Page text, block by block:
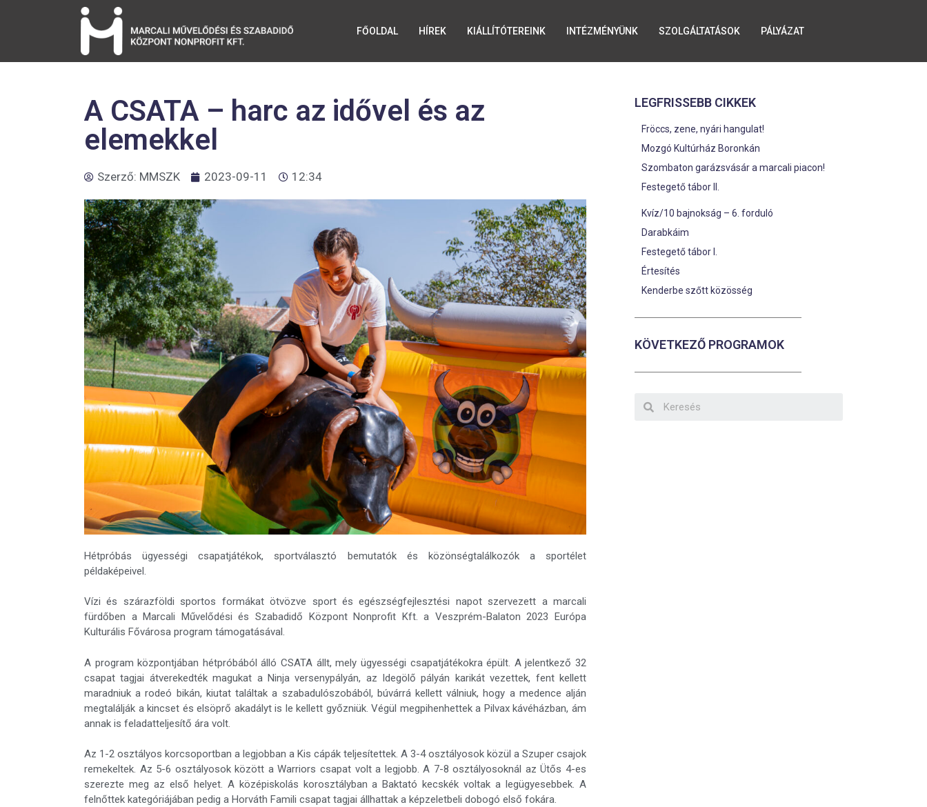
FŐOLDAL HÍREK KIÁLLÍTÓTEREINK INTÉZMÉNYÜNK SZOLGÁLTATÁSOK PÁLYÁZAT
A CSATA – harc az idővel és az
elemekkel
Szerző: MMSZK 2023-09-11 12:34
Hétpróbás ügyességi csapatjátékok, sportválasztó bemutatók és közönségtalálkozók a sportélet
példaképeivel.
Vízi és szárazföldi sportos formákat ötvözve sport és egészségfejlesztési napot szervezett a marcali
fürdőben a Marcali Művelődési és Szabadidő Központ Nonprofit Kft. a Veszprém-Balaton 2023 Európa
Kulturális Fővárosa program támogatásával.
A program központjában hétpróbából álló CSATA állt, mely ügyességi csapatjátékokra épült. A jelentkező 32
csapat tagjai átverekedték magukat a Ninja versenypályán, az Idegölő pályán karikát vezettek, fent kellett
maradniuk a rodeó bikán, kiutat találtak a szabadulószobából, búvárrá kellett válniuk, hogy a medence alján
megtalálják a kincset és elsöprő akadályt is le kellett győzniük. Végül megpihenhettek a Pilvax kávéházban, ám
annak is feladatteljesítő ára volt.
Az 1-2 osztályos korcsoportban a legjobban a Kis cápák teljesítettek. A 3-4 osztályosok közül a Szuper csajok
remekeltek. Az 5-6 osztályosok között a Warriors csapat volt a legjobb. A 7-8 osztályosoknál az Ütős 4-es
szerezte meg az első helyet. A középiskolás korosztályban a Baktató kecskék voltak a legügyesebbek. A
felnőttek kategóriájában pedig a Horváth Famili csapat tagjai állhattak a képzeletbeli dobogó első fokára.
LEGFRISSEBB CIKKEK
Fröccs, zene, nyári hangulat!
Mozgó Kultúrház Boronkán
Szombaton garázsvásár a marcali piacon!
Festegető tábor II.
Kvíz/10 bajnokság – 6. forduló
Darabkáim
Festegető tábor I.
Értesítés
Kenderbe szőtt közösség
KÖVETKEZŐ PROGRAMOK